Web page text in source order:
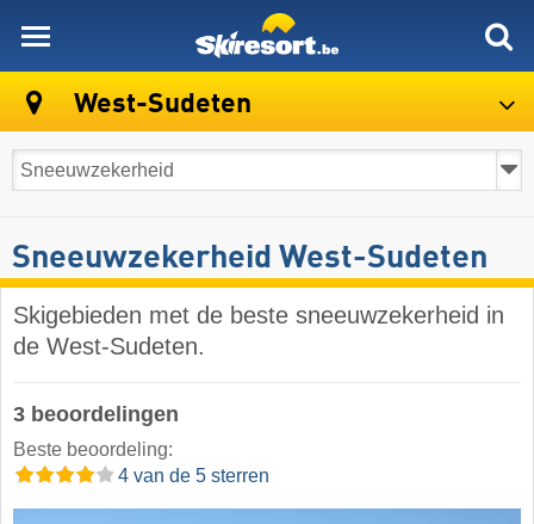
West-Sudeten
Sneeuwzekerheid West-Sudeten
Skigebieden met de beste sneeuwzekerheid in
de West-Sudeten.
3 beoordelingen
Beste beoordeling:
4 van de 5 sterren